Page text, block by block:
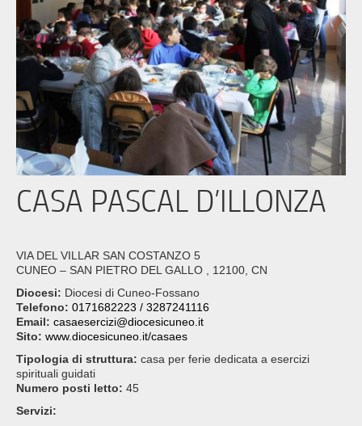
CASA PASCAL D’ILLONZA
VIA DEL VILLAR SAN COSTANZO 5
CUNEO – SAN PIETRO DEL GALLO , 12100, CN
Diocesi: Diocesi di Cuneo-Fossano
Telefono: 0171682223 / 3287241116
Email: casaesercizi@diocesicuneo.it
Sito: www.diocesicuneo.it/casaes
Tipologia di struttura: casa per ferie dedicata a esercizi
spirituali guidati
Numero posti letto: 45
Servizi: